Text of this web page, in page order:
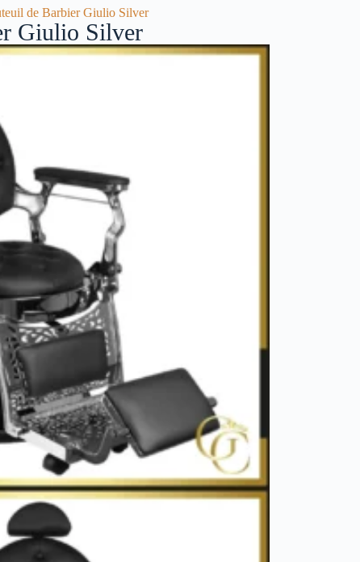
de Barbier Giulio Silver
Giulio Silver